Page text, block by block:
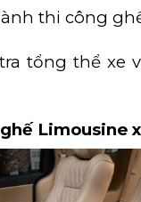
thi công
tổng thể xe
Limousine